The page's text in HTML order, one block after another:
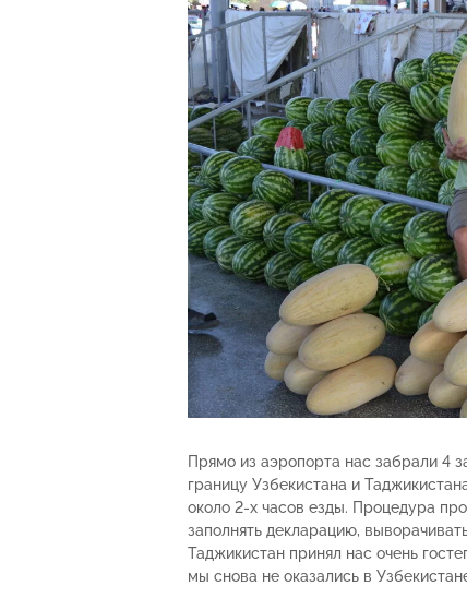
Прямо из аэропорта нас забрали 4
границу Узбекистана и
около 2-х часов езды. Процедура
заполнять декларацию,
Таджикистан принял нас очень
мы снова не оказались в